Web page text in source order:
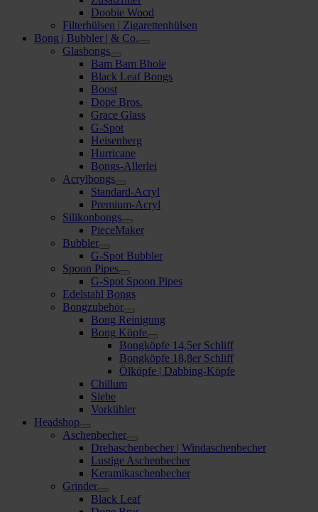
Doobie Wood
Filterhülsen | Zigarettenhülsen
Bong | Bubbler | & Co.
Glasbongs
Bam Bam Bhole
Black Leaf Bongs
Boost
Dope Bros.
Grace Glass
G-Spot
Heisenberg
Hurricane
Bongs-Allerlei
Acrylbongs
Standard-Acryl
Premium-Acryl
Silikonbongs
PieceMaker
Bubbler
G-Spot Bubbler
Spoon Pipes
G-Spot Spoon Pipes
Edelstahl Bongs
Bongzubehör
Bong Reinigung
Bong Köpfe
Bongköpfe 14,5er Schliff
Bongköpfe 18,8er Schliff
Ölköpfe | Dabbing-Köpfe
Chillum
Siebe
Vorkühler
Headshop
Aschenbecher
Drehaschenbecher | Windaschenbecher
Lustige Aschenbecher
Keramikaschenbecher
Grinder
Black Leaf